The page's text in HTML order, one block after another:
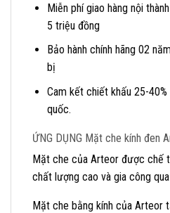
Miễn phí giao hàng nội
5 triệu đồng
Bảo hành chính hãng 02
bị
Cam kết chiết khấu 25-
quốc.
ỨNG DỤNG Mặt che kính đen
Mặt che của Arteor được chế
chất lượng cao và gia công
Mặt che bằng kính của Arteor